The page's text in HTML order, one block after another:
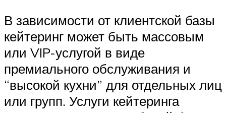
В зависимости от клиентской базы
кейтеринг может быть массовым
или VIP-услугой в виде
премиального обслуживания и
“высокой кухни” для отдельных лиц
или групп. Услуги кейтеринга